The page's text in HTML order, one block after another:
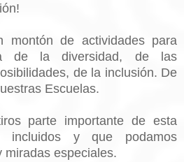
montón de actividades para
de la diversidad, de las
de la inclusión. De
Escuelas.
parte importante de esta
incluidos y que podamos
miradas especiales.